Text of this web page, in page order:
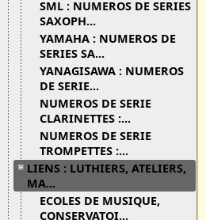
SML : NUMEROS DE SERIES
SAXOPH...
YAMAHA : NUMEROS DE
SERIES SA...
YANAGISAWA : NUMEROS
DE SERIE...
NUMEROS DE SERIE
CLARINETTES :...
NUMEROS DE SERIE
TROMPETTES :...
LIENS : LUTHIERS, ATELIERS,
MA...
ECOLES DE MUSIQUE,
CONSERVATOI...